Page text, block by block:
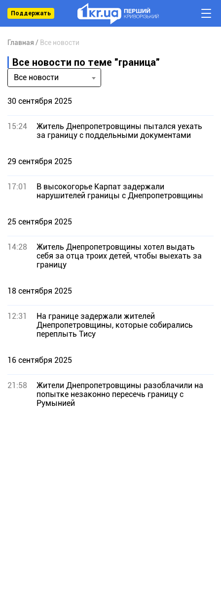
Поддержать
Главная Все новости
Все новости по теме "граница"
Все новости
30 сентября 2025
15:24
Житель Днепропетровщины пытался уехать
за границу с поддельными документами
29 сентября 2025
17:01
В высокогорье Карпат задержали
нарушителей границы с Днепропетровщины
25 сентября 2025
14:28
Житель Днепропетровщины хотел выдать
себя за отца троих детей, чтобы выехать за
границу
18 сентября 2025
12:31
На границе задержали жителей
Днепропетровщины, которые собирались
переплыть Тису
16 сентября 2025
21:58
Жители Днепропетровщины разоблачили на
попытке незаконно пересечь границу с
Румынией